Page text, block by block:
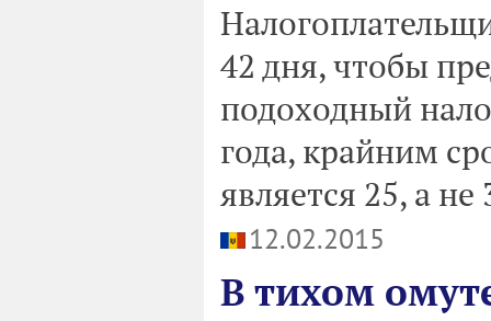
42 дня, чтобы
подоходный
года, крайним
является 25, а
12.02.2015
В тихом